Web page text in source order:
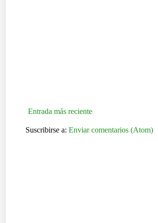
Entrada más reciente
Suscribirse a: Enviar comentarios (Atom)